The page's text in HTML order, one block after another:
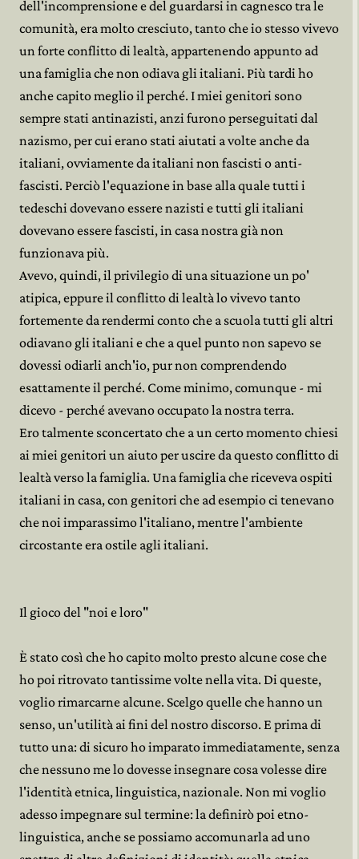
dell'incomprensione e del guardarsi in cagnesco tra le
comunità, era molto cresciuto, tanto che io stesso vivevo
un forte conflitto di lealtà, appartenendo appunto ad
una famiglia che non odiava gli italiani. Più tardi ho
anche capito meglio il perché. I miei genitori sono
sempre stati antinazisti, anzi furono perseguitati dal
nazismo, per cui erano stati aiutati a volte anche da
italiani, ovviamente da italiani non fascisti o anti-
fascisti. Perciò l'equazione in base alla quale tutti i
tedeschi dovevano essere nazisti e tutti gli italiani
dovevano essere fascisti, in casa nostra già non
funzionava più.
Avevo, quindi, il privilegio di una situazione un po'
atipica, eppure il conflitto di lealtà lo vivevo tanto
fortemente da rendermi conto che a scuola tutti gli altri
odiavano gli italiani e che a quel punto non sapevo se
dovessi odiarli anch'io, pur non comprendendo
esattamente il perché. Come minimo, comunque - mi
dicevo - perché avevano occupato la nostra terra.
Ero talmente sconcertato che a un certo momento chiesi
ai miei genitori un aiuto per uscire da questo conflitto di
lealtà verso la famiglia. Una famiglia che riceveva ospiti
italiani in casa, con genitori che ad esempio ci tenevano
che noi imparassimo l'italiano, mentre l'ambiente
circostante era ostile agli italiani.
Il gioco del "noi e loro"
È stato così che ho capito molto presto alcune cose che
ho poi ritrovato tantissime volte nella vita. Di queste,
voglio rimarcarne alcune. Scelgo quelle che hanno un
senso, un'utilità ai fini del nostro discorso. E prima di
tutto una: di sicuro ho imparato immediatamente, senza
che nessuno me lo dovesse insegnare cosa volesse dire
l'identità etnica, linguistica, nazionale. Non mi voglio
adesso impegnare sul termine: la definirò poi etno-
linguistica, anche se possiamo accomunarla ad uno